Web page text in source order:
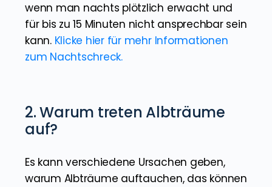
wenn man nachts plötzlich erwacht und
für bis zu 15 Minuten nicht ansprechbar sein
kann. Klicke hier für mehr Informationen
zum Nachtschreck.
2. Warum treten Albträume
auf?
Es kann verschiedene Ursachen geben,
warum Albträume auftauchen, das können